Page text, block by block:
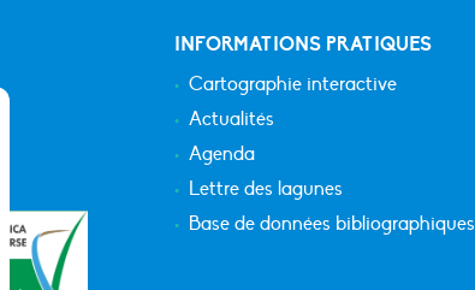
INFORMATIONS PRATIQUES
Cartographie interactive
Actualités
Agenda
Lettre des lagunes
Base de données bibliographiques